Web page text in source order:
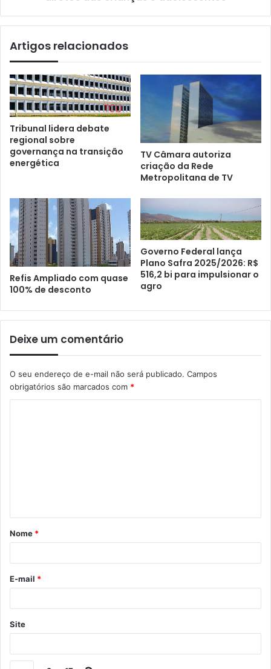
Artigos relacionados
Tribunal lidera debate
regional sobre
governança na transição
energética
TV Câmara autoriza
criação da Rede
Metropolitana de TV
Refis Ampliado com quase
100% de desconto
Governo Federal lança
Plano Safra 2025/2026: R$
516,2 bi para impulsionar o
agro
Deixe um comentário
O seu endereço de e-mail não será publicado. Campos
obrigatórios são marcados com *
Nome *
E-mail *
Site